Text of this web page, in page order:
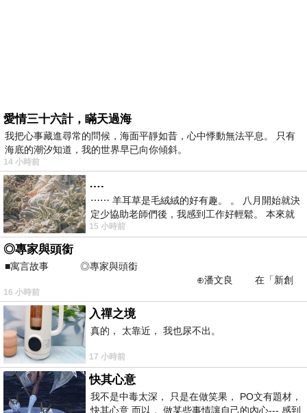
愛情三十六計，瞞天過海
我把心事藏進尋常的問候，海面平靜如昔，心中悸動無法平息。 只有
海底的潮汐知道，我的世界早已向你傾斜。
14 小時前
….
⋯⋯ 羊耳草是毛絨絨的好有趣。 。 八月開始就決
定少協助老師們後，我感到工作好輕鬆。 本來就
不是我的工作啊。 真
15 小時前
◎專家與頭銜
■寓言故事 ◎專家與頭銜
⊕潘文良 在「新創
之谷」裡——
16 小時前
入禪之境
真的， 太靠近， 我也尿不出。
17 小時前
快其心意
我不是中毒太深， 只是在做笑果， PO文有題材，
快其心意 而以， 做某些事情讓自己的內心--- 感到